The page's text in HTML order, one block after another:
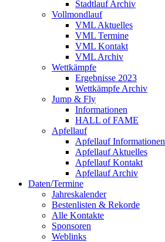
Stadtlauf Archiv
Vollmondlauf
VML Aktuelles
VML Termine
VML Kontakt
VML Archiv
Wettkämpfe
Ergebnisse 2023
Wettkämpfe Archiv
Jump & Fly
Informationen
HALL of FAME
Apfellauf
Apfellauf Informationen
Apfellauf Aktuelles
Apfellauf Kontakt
Apfellauf Archiv
Daten/Termine
Jahreskalender
Bestenlisten & Rekorde
Alle Kontakte
Sponsoren
Weblinks